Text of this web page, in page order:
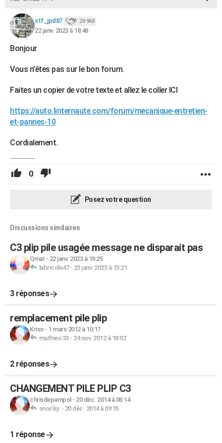
stf_jpd87 29 968
22 janv. 2023 à 18:48
Bonjour
Vous n'êtes pas sur le bon forum.
Faites un copier de votre texte et allez le coller ICI
https://auto.linternaute.com/forum/mecanique-entretien-
et-pannes-10
Cordialement.
0
Posez votre question
Discussions similaires
C3 plip pile usagée message ne disparait pas
Qmar- 22 janv. 2023 à 19:25
labricole47- 23 janv. 2023 à 13:21
3 réponses
remplacement pile plip
Kriss- 1 mars 2012 à 10:17
mathieu 33- 24 nov. 2012 à 18:02
2 réponses
CHANGEMENT PILE PLIP C3
chrisdepampol - 20 déc. 2014 à 08:14
snocky. - 20 déc. 2014 à 09:15
1 réponse